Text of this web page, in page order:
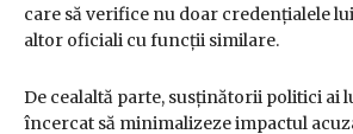
care să verifice nu doar credențialele
altor oficiali cu funcții similare.
De cealaltă parte, susținătorii politici ai
încercat să minimalizeze impactul